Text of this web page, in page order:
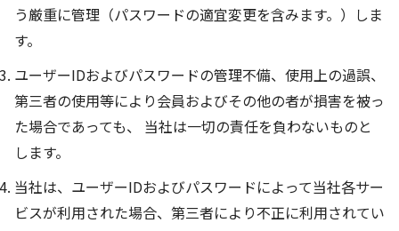
う厳重に管理（パスワードの適宜変更を含みます。）しま
す。
ユーザーIDおよびパスワードの管理不備、使用上の過誤、
第三者の使用等により会員およびその他の者が損害を被っ
た場合であっても、 当社は一切の責任を負わないものと
します。
当社は、ユーザーIDおよびパスワードによって当社各サー
ビスが利用された場合、第三者により不正に利用されてい